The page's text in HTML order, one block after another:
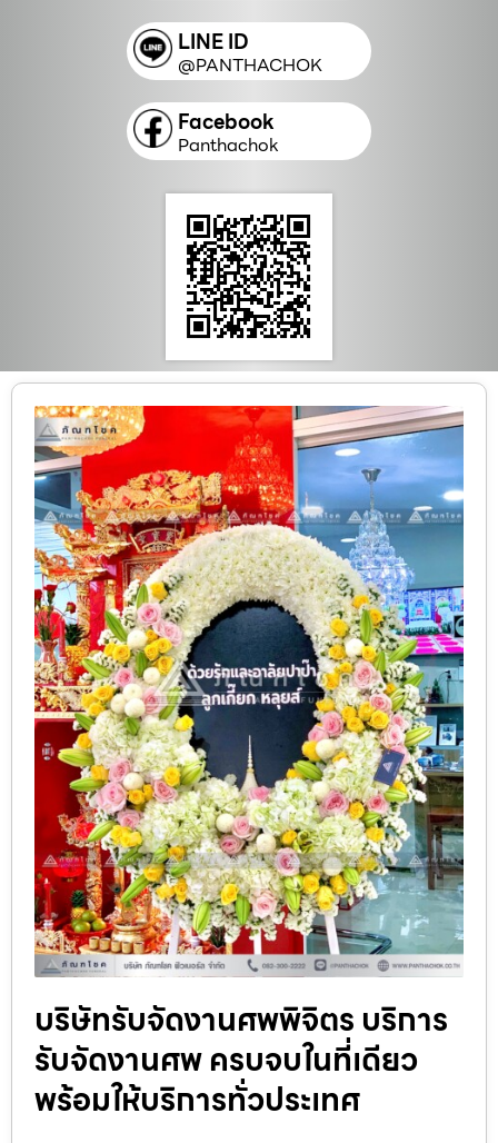
LINE ID
@PANTHACHOK
Facebook
Panthachok
บริษัทรับจัดงานศพพิจิตร บริการ
รับจัดงานศพ ครบจบในที่เดียว
พร้อมให้บริการทั่วประเทศ